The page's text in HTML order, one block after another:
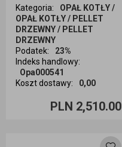
Kategoria:
OPAŁ KOTŁY /
OPAŁ KOTŁY / PELLET
DRZEWNY / PELLET
DRZEWNY
Podatek:
23%
Indeks handlowy:
Opa000541
Koszt dostawy: 0,00
PLN 2,510.00
Ilość sztuk